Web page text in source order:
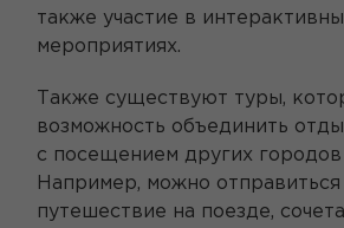
также участие в
мероприятиях.
Также существуют туры,
возможность объединить
с посещением других городов
Например, можно отправиться
путешествие на поезде,